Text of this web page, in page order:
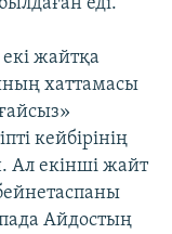
еді.
жайтқа
хаттамасы
кейбірінің
Ал екінші жайт
Айдостың